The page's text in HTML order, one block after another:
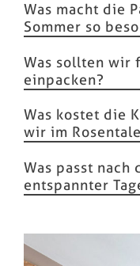
Was macht die
Sommer so
Was sollten wir
einpacken?
Was kostet die
wir im
Was passt
entspannter